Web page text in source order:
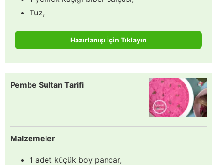
Tuz,
Hazırlanışı İçin Tıklayın
Pembe Sultan Tarifi
Malzemeler
1 adet küçük boy pancar,